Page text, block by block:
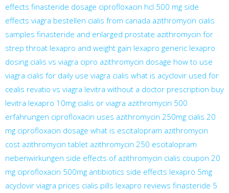
effects finasteride dosage ciprofloxacin hcl 500 mg side
effects viagra bestellen cialis from canada azithromycin cialis
samples finasteride and enlarged prostate azithromycin for
strep throat lexapro and weight gain lexapro generic lexapro
dosing cialis vs viagra cipro azithromycin dosage how to use
viagra cialis for daily use viagra cialis what is acyclovir used for
cealis revatio vs viagra levitra without a doctor prescription buy
levitra lexapro 10mg cialis or viagra azithromycin 500
erfahrungen ciprofloxacin uses azithromycin 250mg cialis 20
mg ciprofloxacin dosage what is escitalopram azithromycin
cost azithromycin tablet azithromycin 250 escitalopram
nebenwirkungen side effects of azithromycin cialis coupon 20
mg ciprofloxacin 500mg antibiotics side effects lexapro 5mg
acyclovir viagra prices cialis pills lexapro reviews finasteride 5